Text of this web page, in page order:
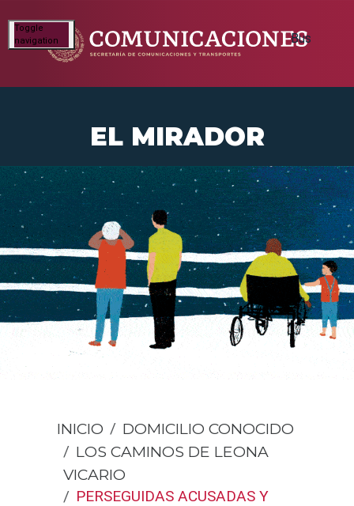
Toggle
navigation
EL MIRADOR
INICIO
DOMICILIO CONOCIDO
LOS CAMINOS DE LEONA
VICARIO
PERSEGUIDAS ACUSADAS Y